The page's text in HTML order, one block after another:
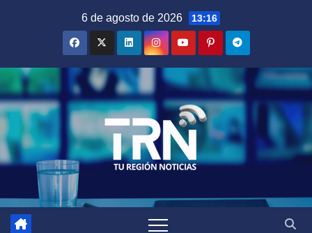
6 de agosto de 2026 13:16